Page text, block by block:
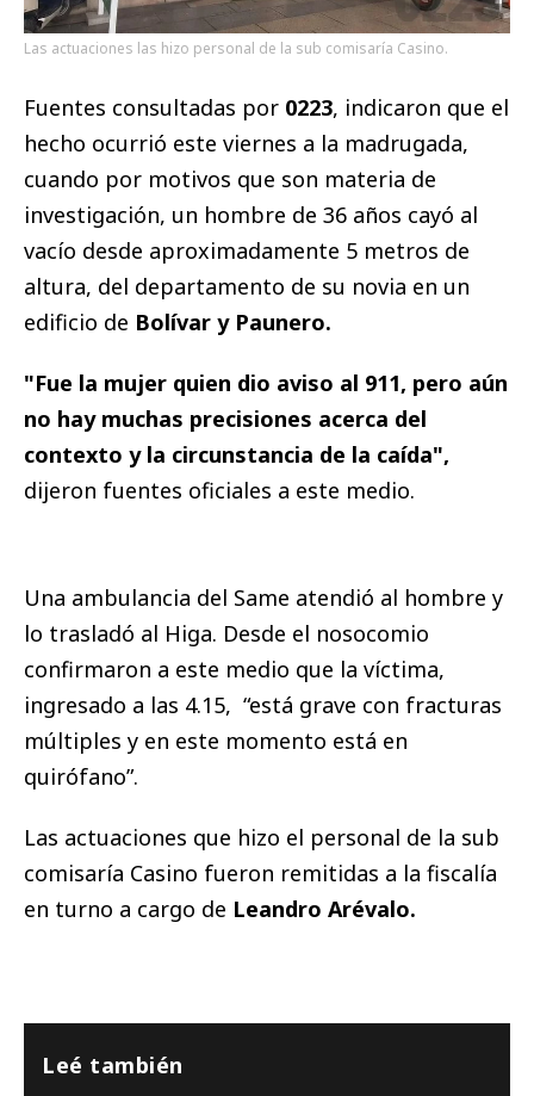
Las actuaciones las hizo personal de la sub comisaría Casino.
Fuentes consultadas por 0223, indicaron que el
hecho ocurrió este viernes a la madrugada,
cuando por motivos que son materia de
investigación, un hombre de 36 años cayó al
vacío desde aproximadamente 5 metros de
altura, del departamento de su novia en un
edificio de Bolívar y Paunero.
"Fue la mujer quien dio aviso al 911, pero aún
no hay muchas precisiones acerca del
contexto y la circunstancia de la caída",
dijeron fuentes oficiales a este medio.
Una ambulancia del Same atendió al hombre y
lo trasladó al Higa. Desde el nosocomio
confirmaron a este medio que la víctima,
ingresado a las 4.15, “está grave con fracturas
múltiples y en este momento está en
quirófano”.
Las actuaciones que hizo el personal de la sub
comisaría Casino fueron remitidas a la fiscalía
en turno a cargo de Leandro Arévalo.
Leé también